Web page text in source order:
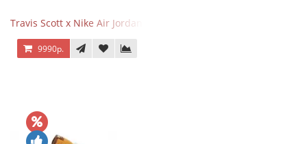
Travis Scott x Nike Air Jordan 1 Retro Low OG SP Black Phantom
9990р.